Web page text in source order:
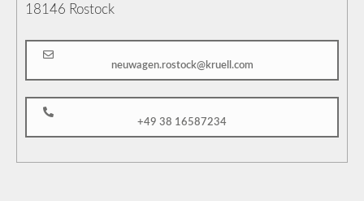
18146 Rostock
neuwagen.rostock@kruell.com
+49 38 16587234